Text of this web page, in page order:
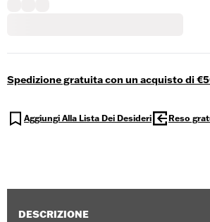
Spedizione gratuita con un acquisto di
Aggiungi Alla Lista Dei Desideri Reso
DESCRIZIONE